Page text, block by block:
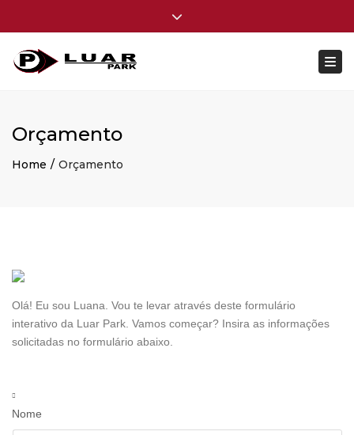
Close top bar
Orçamento
Home Orçamento
Olá! Eu sou Luana. Vou te levar através deste formulário
interativo da Luar Park. Vamos começar? Insira as informações
solicitadas no formulário abaixo.
Nome